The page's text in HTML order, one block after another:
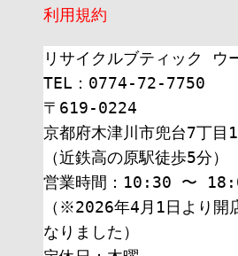
利用規約
リサイクルブティック ウ
TEL：0774-72-7750
〒619-0224
京都府木津川市兜台7丁目
（近鉄高の原駅徒歩5分）
営業時間：10:30 〜
（※2026年4月1日より開
なりました）